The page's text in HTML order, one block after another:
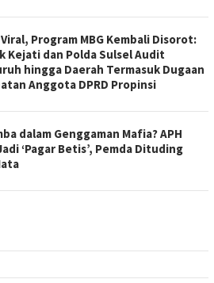
Program MBG Kembali Disorot:
Kejati dan Polda Sulsel Audit
hingga Daerah Termasuk Dugaan
Anggota DPRD Propinsi
dalam Genggaman Mafia? APH
‘Pagar Betis’, Pemda Dituding